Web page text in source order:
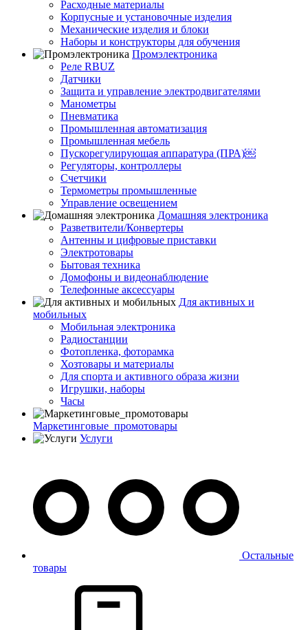
Расходные материалы
Корпусные и установочные изделия
Механические изделия и блоки
Наборы и конструкторы для обучения
Промэлектроника
Реле RBUZ
Датчики
Защита и управление электродвигателями
Манометры
Пневматика
Промышленная автоматизация
Промышленная мебель
Пускорегулирующая аппаратура (ПРА)￼
Регуляторы, контроллеры
Счетчики
Термометры промышленные
Управление освещением
Домашняя электроника
Разветвители/Конвертеры
Антенны и цифровые приставки
Электротовары
Бытовая техника
Домофоны и видеонаблюдение
Телефонные аксессуары
Для активных и
мобильных
Мобильная электроника
Радиостанции
Фотопленка, фоторамка
Хозтовары и материалы
Для спорта и активного образа жизни
Игрушки, наборы
Часы
Маркетинговые_промотовары
Услуги
Остальные
товары